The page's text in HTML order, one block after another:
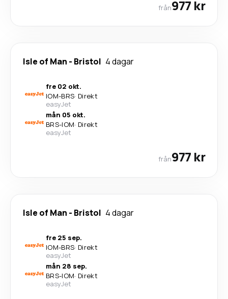
från977 kr
Isle of Man - Bristol 4 dagar
fre 02 okt.
IOM-BRS· Direkt
easyJet
mån 05 okt.
BRS-IOM· Direkt
easyJet
från977 kr
Isle of Man - Bristol 4 dagar
fre 25 sep.
IOM-BRS· Direkt
easyJet
mån 28 sep.
BRS-IOM· Direkt
easyJet